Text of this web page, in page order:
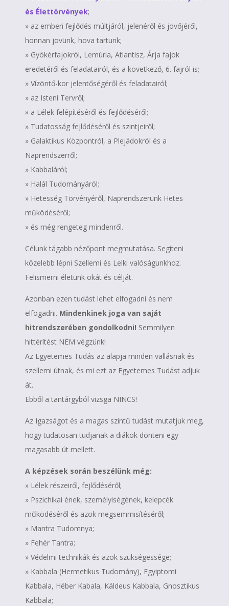
és Élettörvények;
» az emberi fejlődés múltjáról, jelenéről és jövőjéről,
honnan jövünk, hova tartunk;
» Gyökérfajokról, Lemúria, Atlantisz, Árja fajok
eredetéről és feladatairól, és a következő, 6. fajról is;
» Vízöntő-kor jelentőségéről és feladatairól;
» az Isteni Tervről;
» a Lélek felépítéséről és fejlődéséről;
» Tudatosság fejlődéséről és szintjeiről;
» Galaktikus Központról, a Plejádokról és a
Naprendszerről;
» Kabbaláról;
» Halál Tudományáról;
» Hetesség Törvényéről, Naprendszerünk Hetes
működéséről;
» és még rengeteg mindenről.
Célunk tágabb nézőpont megmutatása. Segíteni
közelebb lépni Szellemi és Lelki valóságunkhoz.
Felismerni életünk okát és célját.
Azonban ezen tudást lehet elfogadni és nem
elfogadni. Mindenkinek joga van saját
hitrendszerében gondolkodni! Semmilyen
hittérítést NEM végzünk!
Az Egyetemes Tudás az alapja minden vallásnak és
szellemi útnak, és mi ezt az Egyetemes Tudást adjuk
át.
Ebből a tantárgyból vizsga NINCS!
Az Igazságot és a magas szintű tudást mutatjuk meg,
hogy tudatosan tudjanak a diákok dönteni egy
magasabb út mellett.
A képzések során beszélünk még:
» Lélek részeiről, fejlődéséről;
» Pszichikai ének, személyiségének, kelepcék
működéséről és azok megsemmisítéséről;
» Mantra Tudomnya;
» Fehér Tantra;
» Védelmi technikák és azok szükségessége;
» Kabbala (Hermetikus Tudomány), Egyiptomi
Kabbala, Héber Kabala, Káldeus Kabbala, Gnosztikus
Kabbala;